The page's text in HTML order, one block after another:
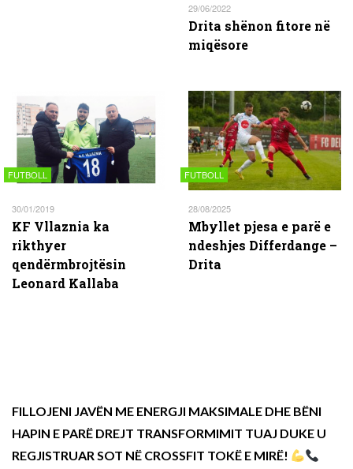
29/06/2022
Drita shënon fitore në
miqësore
FUTBOLL
30/01/2019
KF Vllaznia ka
rikthyer
qendërmbrojtësin
Leonard Kallaba
FUTBOLL
28/08/2025
Mbyllet pjesa e parë e
ndeshjes Differdange –
Drita
FILLOJENI JAVËN ME ENERGJI MAKSIMALE DHE BËNI
HAPIN E PARË DREJT TRANSFORMIMIT TUAJ DUKE U
REGJISTRUAR SOT NË CROSSFIT TOKË E MIRË!